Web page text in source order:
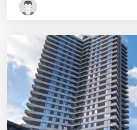
Alsancak
Previous